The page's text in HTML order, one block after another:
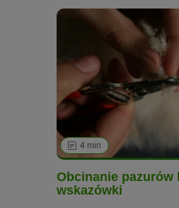
4 min
Obcinanie
wskazówki